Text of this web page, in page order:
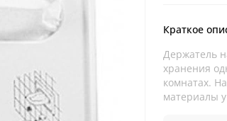
Краткое
Держатель
хранения
комнатах.
материалы